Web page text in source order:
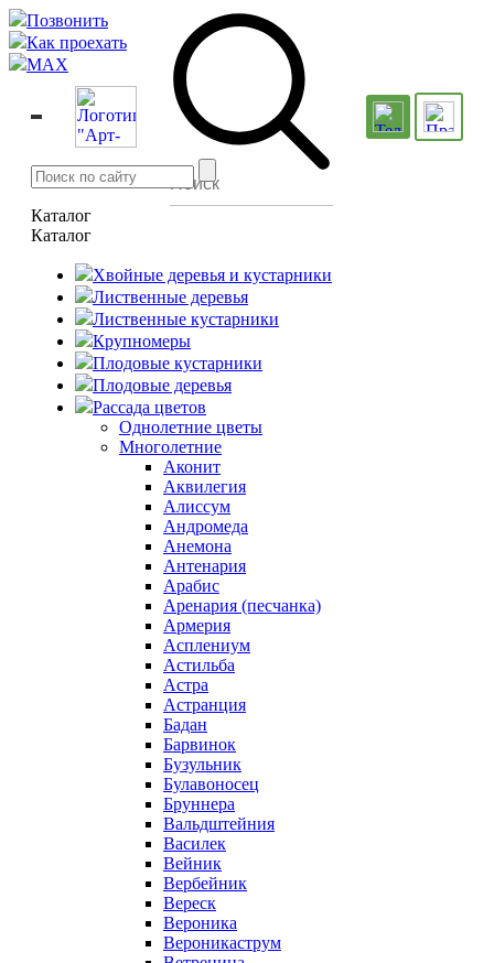
Позвонить
Как проехать
MAX
Каталог
Каталог
Хвойные деревья и кустарники
Лиственные деревья
Лиственные кустарники
Крупномеры
Плодовые кустарники
Плодовые деревья
Рассада цветов
Однолетние цветы
Многолетние
Аконит
Аквилегия
Алиссум
Андромеда
Анемона
Антенария
Арабис
Аренария (песчанка)
Армерия
Асплениум
Астильба
Астра
Астранция
Бадан
Барвинок
Бузульник
Булавоносец
Бруннера
Вальдштейния
Василек
Вейник
Вербейник
Вереск
Вероника
Вероникаструм